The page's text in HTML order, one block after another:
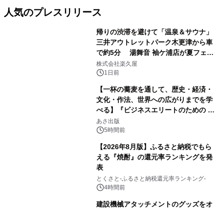
人気のプレスリリース
帰りの渋滞を避けて「温泉＆サウナ」
三井アウトレットパーク木更津から車
で約5分 湯舞音 袖ケ浦店が夏フェア
メニューを提供
株式会社楽久屋
1日前
【一杯の蕎麦を通して、歴史・経済・
文化・作法、世界への広がりまでを学
べる】『ビジネスエリートのための 教
養としての蕎麦』2026年8月25日
（火）発売
あさ出版
5時間前
【2026年8月版】ふるさと納税でもら
える『焼酎』の還元率ランキングを発
表
とくさと-ふるさと納税還元率ランキング-
4時間前
建設機械アタッチメントのグッズをオ